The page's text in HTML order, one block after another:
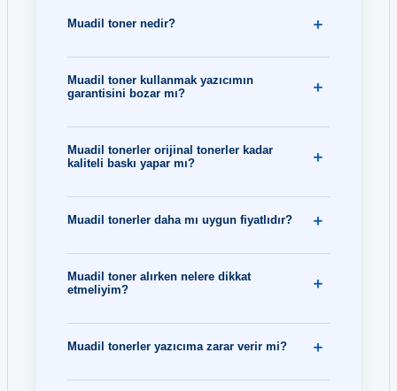
Muadil toner nedir?
Muadil toner kullanmak yazıcımın
garantisini bozar mı?
Muadil tonerler orijinal tonerler kadar
kaliteli baskı yapar mı?
Muadil tonerler daha mı uygun fiyatlıdır?
Muadil toner alırken nelere dikkat
etmeliyim?
Muadil tonerler yazıcıma zarar verir mi?